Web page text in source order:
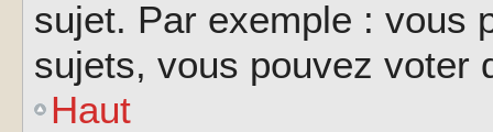
sujet. Par exemple : vous
sujets, vous pouvez voter
Haut